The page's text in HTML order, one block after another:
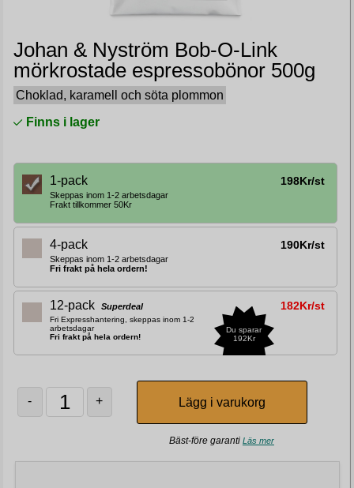
Johan & Nyström Bob-O-Link
mörkrostade espressobönor 500g
Choklad, karamell och söta plommon
Finns i lager
1-pack 198Kr/st
Skeppas inom 1-2 arbetsdagar
Frakt tillkommer 50Kr
4-pack 190Kr/st
Skeppas inom 1-2 arbetsdagar
Fri frakt på hela ordern!
12-pack Superdeal 182Kr/st
Fri Expresshantering, skeppas inom 1-2
arbetsdagar
Fri frakt på hela ordern!
Du sparar
192Kr
- +
Bäst-före garanti Läs mer